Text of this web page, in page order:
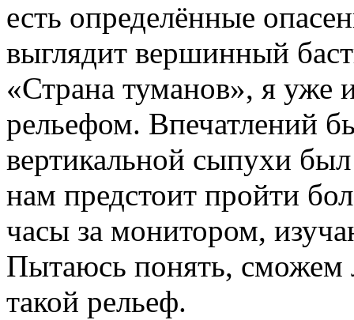
есть определённые
выглядит вершинный
«Страна туманов», я уже
рельефом. Впечатлений
вертикальной сыпухи
нам предстоит пройти
часы за монитором,
Пытаюсь понять, сможем
такой рельеф.